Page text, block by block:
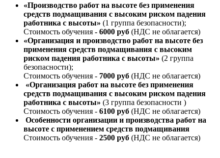
«Производство работ на высоте без применения
средств подмащивания с высоким риском падения
работника с высоты» (1 группа безопасности);
Стоимость обучения - 6000 руб (НДС не облагается)
«Организация и производство работ на высоте без
применения средств подмащивания с высоким
риском падения работника с высоты» (2 группа
безопасности);
Стоимость обучения - 7000 руб (НДС не облагается)
«Организация работ на высоте без применения
средств подмащивания с высоким риском падения
работника с высоты» (3 группа безопасности )
Стоимость обучения - 6100 руб (НДС не облагается)
Особенности организации и производства работ на
высоте с применением средств подмащивания
Стоимость обучения - 2500 руб (НДС не облагается)